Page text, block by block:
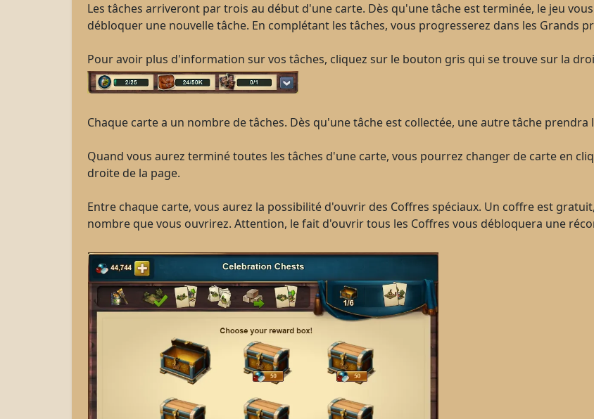
Les tâches arriveront par trois au début d'une carte. Dès qu'une tâche est terminée, le jeu
débloquer une nouvelle tâche. En complétant les tâches, vous progresserez dans les Grands
Pour avoir plus d'information sur vos tâches, cliquez sur le bouton gris qui se trouve sur la
Chaque carte a un nombre de tâches. Dès qu'une tâche est collectée, une autre tâche
Quand vous aurez terminé toutes les tâches d'une carte, vous pourrez changer de carte en
droite de la page.
Entre chaque carte, vous aurez la possibilité d'ouvrir des Coffres spéciaux. Un coffre est
nombre que vous ouvrirez. Attention, le fait d'ouvrir tous les Coffres vous débloquera une